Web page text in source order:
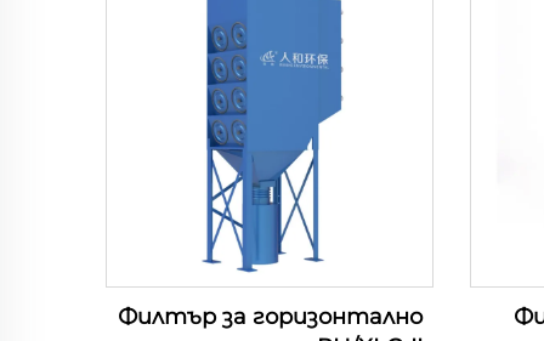
Филтър за горизонтално